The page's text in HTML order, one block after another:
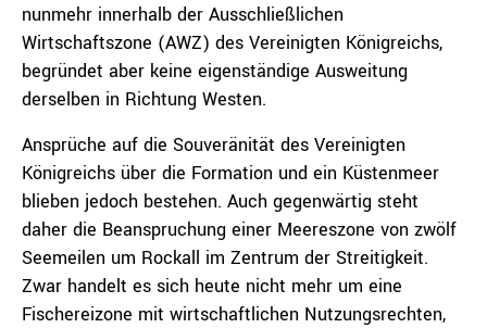
nunmehr innerhalb der Ausschließlichen
Wirtschaftszone (AWZ) des Vereinigten Königreichs,
begründet aber keine eigenständige Ausweitung
derselben in Richtung Westen.
Ansprüche auf die Souveränität des Vereinigten
Königreichs über die Formation und ein Küstenmeer
blieben jedoch bestehen. Auch gegenwärtig steht
daher die Beanspruchung einer Meereszone von zwölf
Seemeilen um Rockall im Zentrum der Streitigkeit.
Zwar handelt es sich heute nicht mehr um eine
Fischereizone mit wirtschaftlichen Nutzungsrechten,